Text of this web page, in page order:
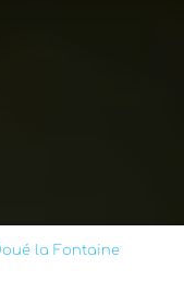
Zoo